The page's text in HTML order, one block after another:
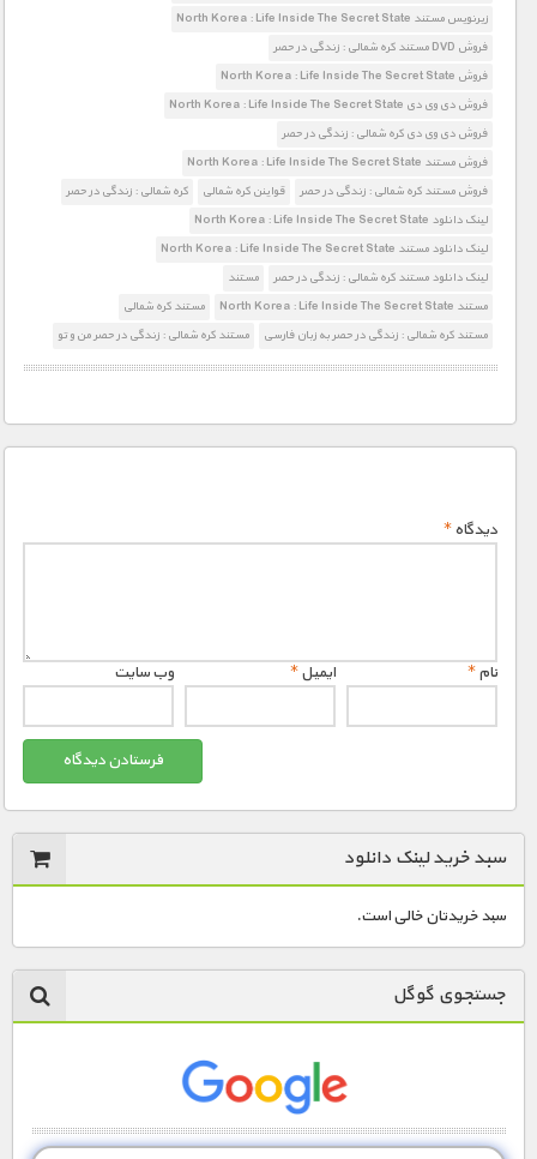
زیرنویس مستند North Korea : Life Inside The Secret State
فروش DVD مستند کره شمالی : زندگی در حصر
فروش North Korea : Life Inside The Secret State
فروش دی وی دی North Korea : Life Inside The Secret State
فروش دی وی دی کره شمالی : زندگی در حصر
فروش مستند North Korea : Life Inside The Secret State
فروش مستند کره شمالی : زندگی در حصر
قواینن کره شمالی
کره شمالی : زندگی در حصر
لینک دانلود North Korea : Life Inside The Secret State
لینک دانلود مستند North Korea : Life Inside The Secret State
لینک دانلود مستند کره شمالی : زندگی در حصر
مستند
مستند North Korea : Life Inside The Secret State
مستند کره شمالی
مستند کره شمالی : زندگی در حصر به زبان فارسی
مستند کره شمالی : زندگی در حصر من و تو
دیدگاه*
نام* ایمیل* وب‌ سایت
سبد خرید لینک دانلود
سبد خریدتان خالی است.
جستجوی گوگل